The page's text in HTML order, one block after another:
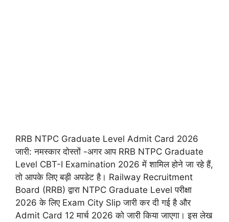
RRB NTPC Graduate Level Admit Card 2026
जारी: नमस्कार दोस्तों -अगर आप RRB NTPC Graduate
Level CBT-I Examination 2026 में शामिल होने जा रहे हैं,
तो आपके लिए बड़ी अपडेट है। Railway Recruitment
Board (RRB) द्वारा NTPC Graduate Level परीक्षा
2026 के लिए Exam City Slip जारी कर दी गई है और
Admit Card 12 मार्च 2026 को जारी किया जाएगा। इस लेख